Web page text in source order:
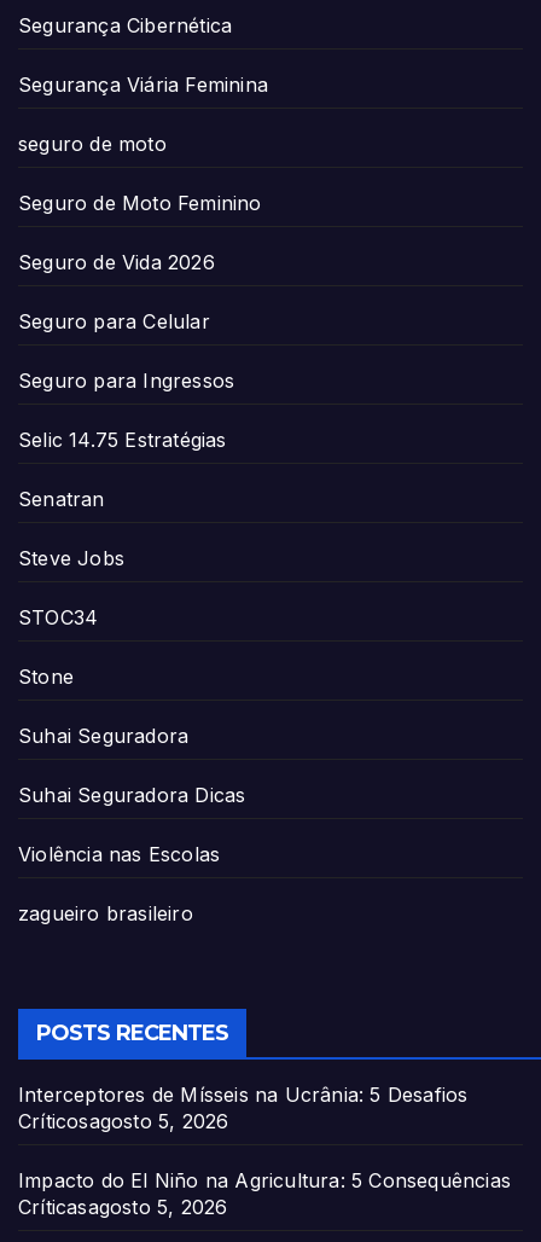
Segurança Cibernética
Segurança Viária Feminina
seguro de moto
Seguro de Moto Feminino
Seguro de Vida 2026
Seguro para Celular
Seguro para Ingressos
Selic 14.75 Estratégias
Senatran
Steve Jobs
STOC34
Stone
Suhai Seguradora
Suhai Seguradora Dicas
Violência nas Escolas
zagueiro brasileiro
POSTS RECENTES
Interceptores de Mísseis na Ucrânia: 5 Desafios
Críticosagosto 5, 2026
Impacto do El Niño na Agricultura: 5 Consequências
Críticasagosto 5, 2026